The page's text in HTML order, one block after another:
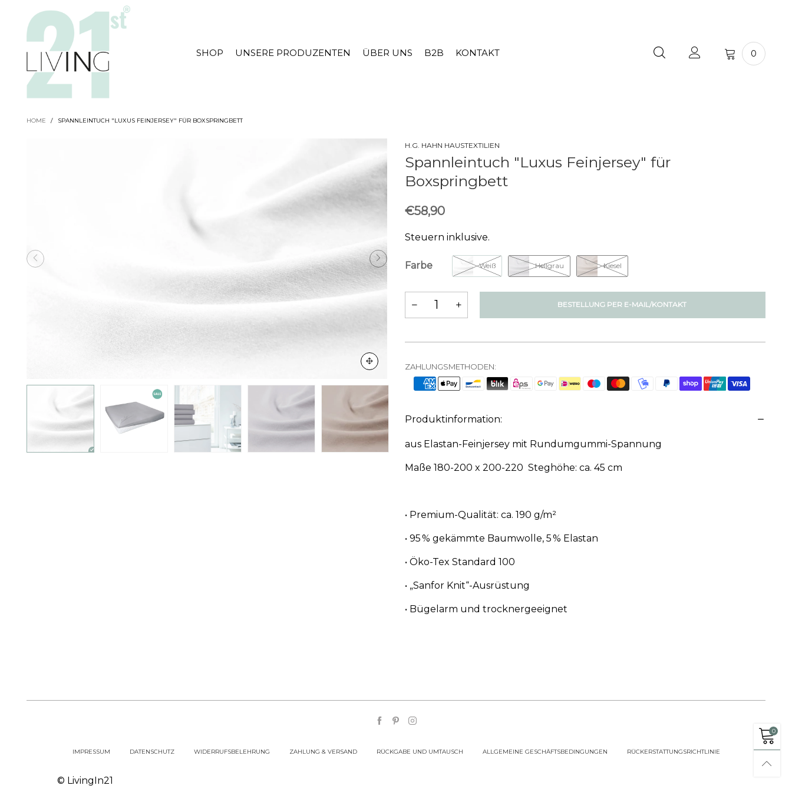
SHOP UNSERE PRODUZENTEN ÜBER UNS B2B KONTAKT 0
HOME / SPANNLEINTUCH "LUXUS FEINJERSEY" FÜR BOXSPRINGBETT
H.G. HAHN HAUSTEXTILIEN
Spannleintuch "Luxus Feinjersey" für
Boxspringbett
€58,90
Steuern inklusive.
Farbe Weiß Hellgrau Kiesel
BESTELLUNG PER E-MAIL/KONTAKT
ZAHLUNGSMETHODEN:
Produktinformation:
aus Elastan-Feinjersey mit Rundumgummi-Spannung
Maße 180-200 x 200-220 Steghöhe: ca. 45 cm
• Premium-Qualität: ca. 190 g/m²
• 95 % gekämmte Baumwolle, 5 % Elastan
• Öko-Tex Standard 100
• „Sanfor Knit“-Ausrüstung
• Bügelarm und trocknergeeignet
IMPRESSUM DATENSCHUTZ WIDERRUFSBELEHRUNG ZAHLUNG & VERSAND RÜCKGABE UND UMTAUSCH ALLGEMEINE GESCHÄFTSBEDINGUNGEN RÜCKERSTATTUNGSRICHTLINIE
© LivingIn21
0